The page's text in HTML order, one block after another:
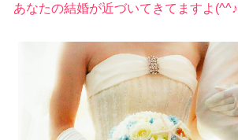
あなたの結婚が近づいてきてますよ(^^♪